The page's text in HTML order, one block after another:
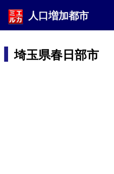
人口増加都市
埼玉県春日部市